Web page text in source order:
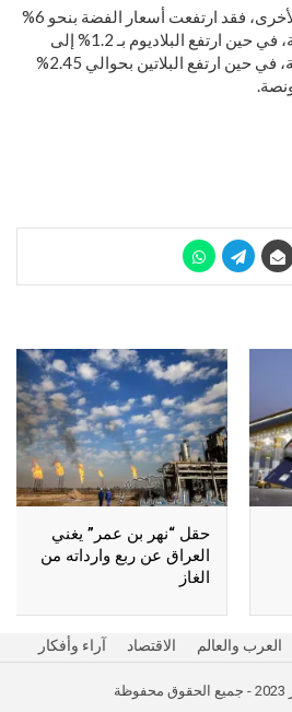
وبالنسبة للمعادن النفيسة الأخرى، فقد ارتفعت أسعار الفضة بنحو 6%
إلى حوالي 24 دولاراً للأونصة، في حين ارتفع البلاديوم بـ 1.2% إلى
حوالي 2245.5 دولار للأونصة، في حين ارتفع البلاتين بحوالي 2.45%
حقل “نهر بن عمر” يغني
العراق عن ربع وارداته من
الغاز
العرب والعالم الاقتصاد آراء وأفكار